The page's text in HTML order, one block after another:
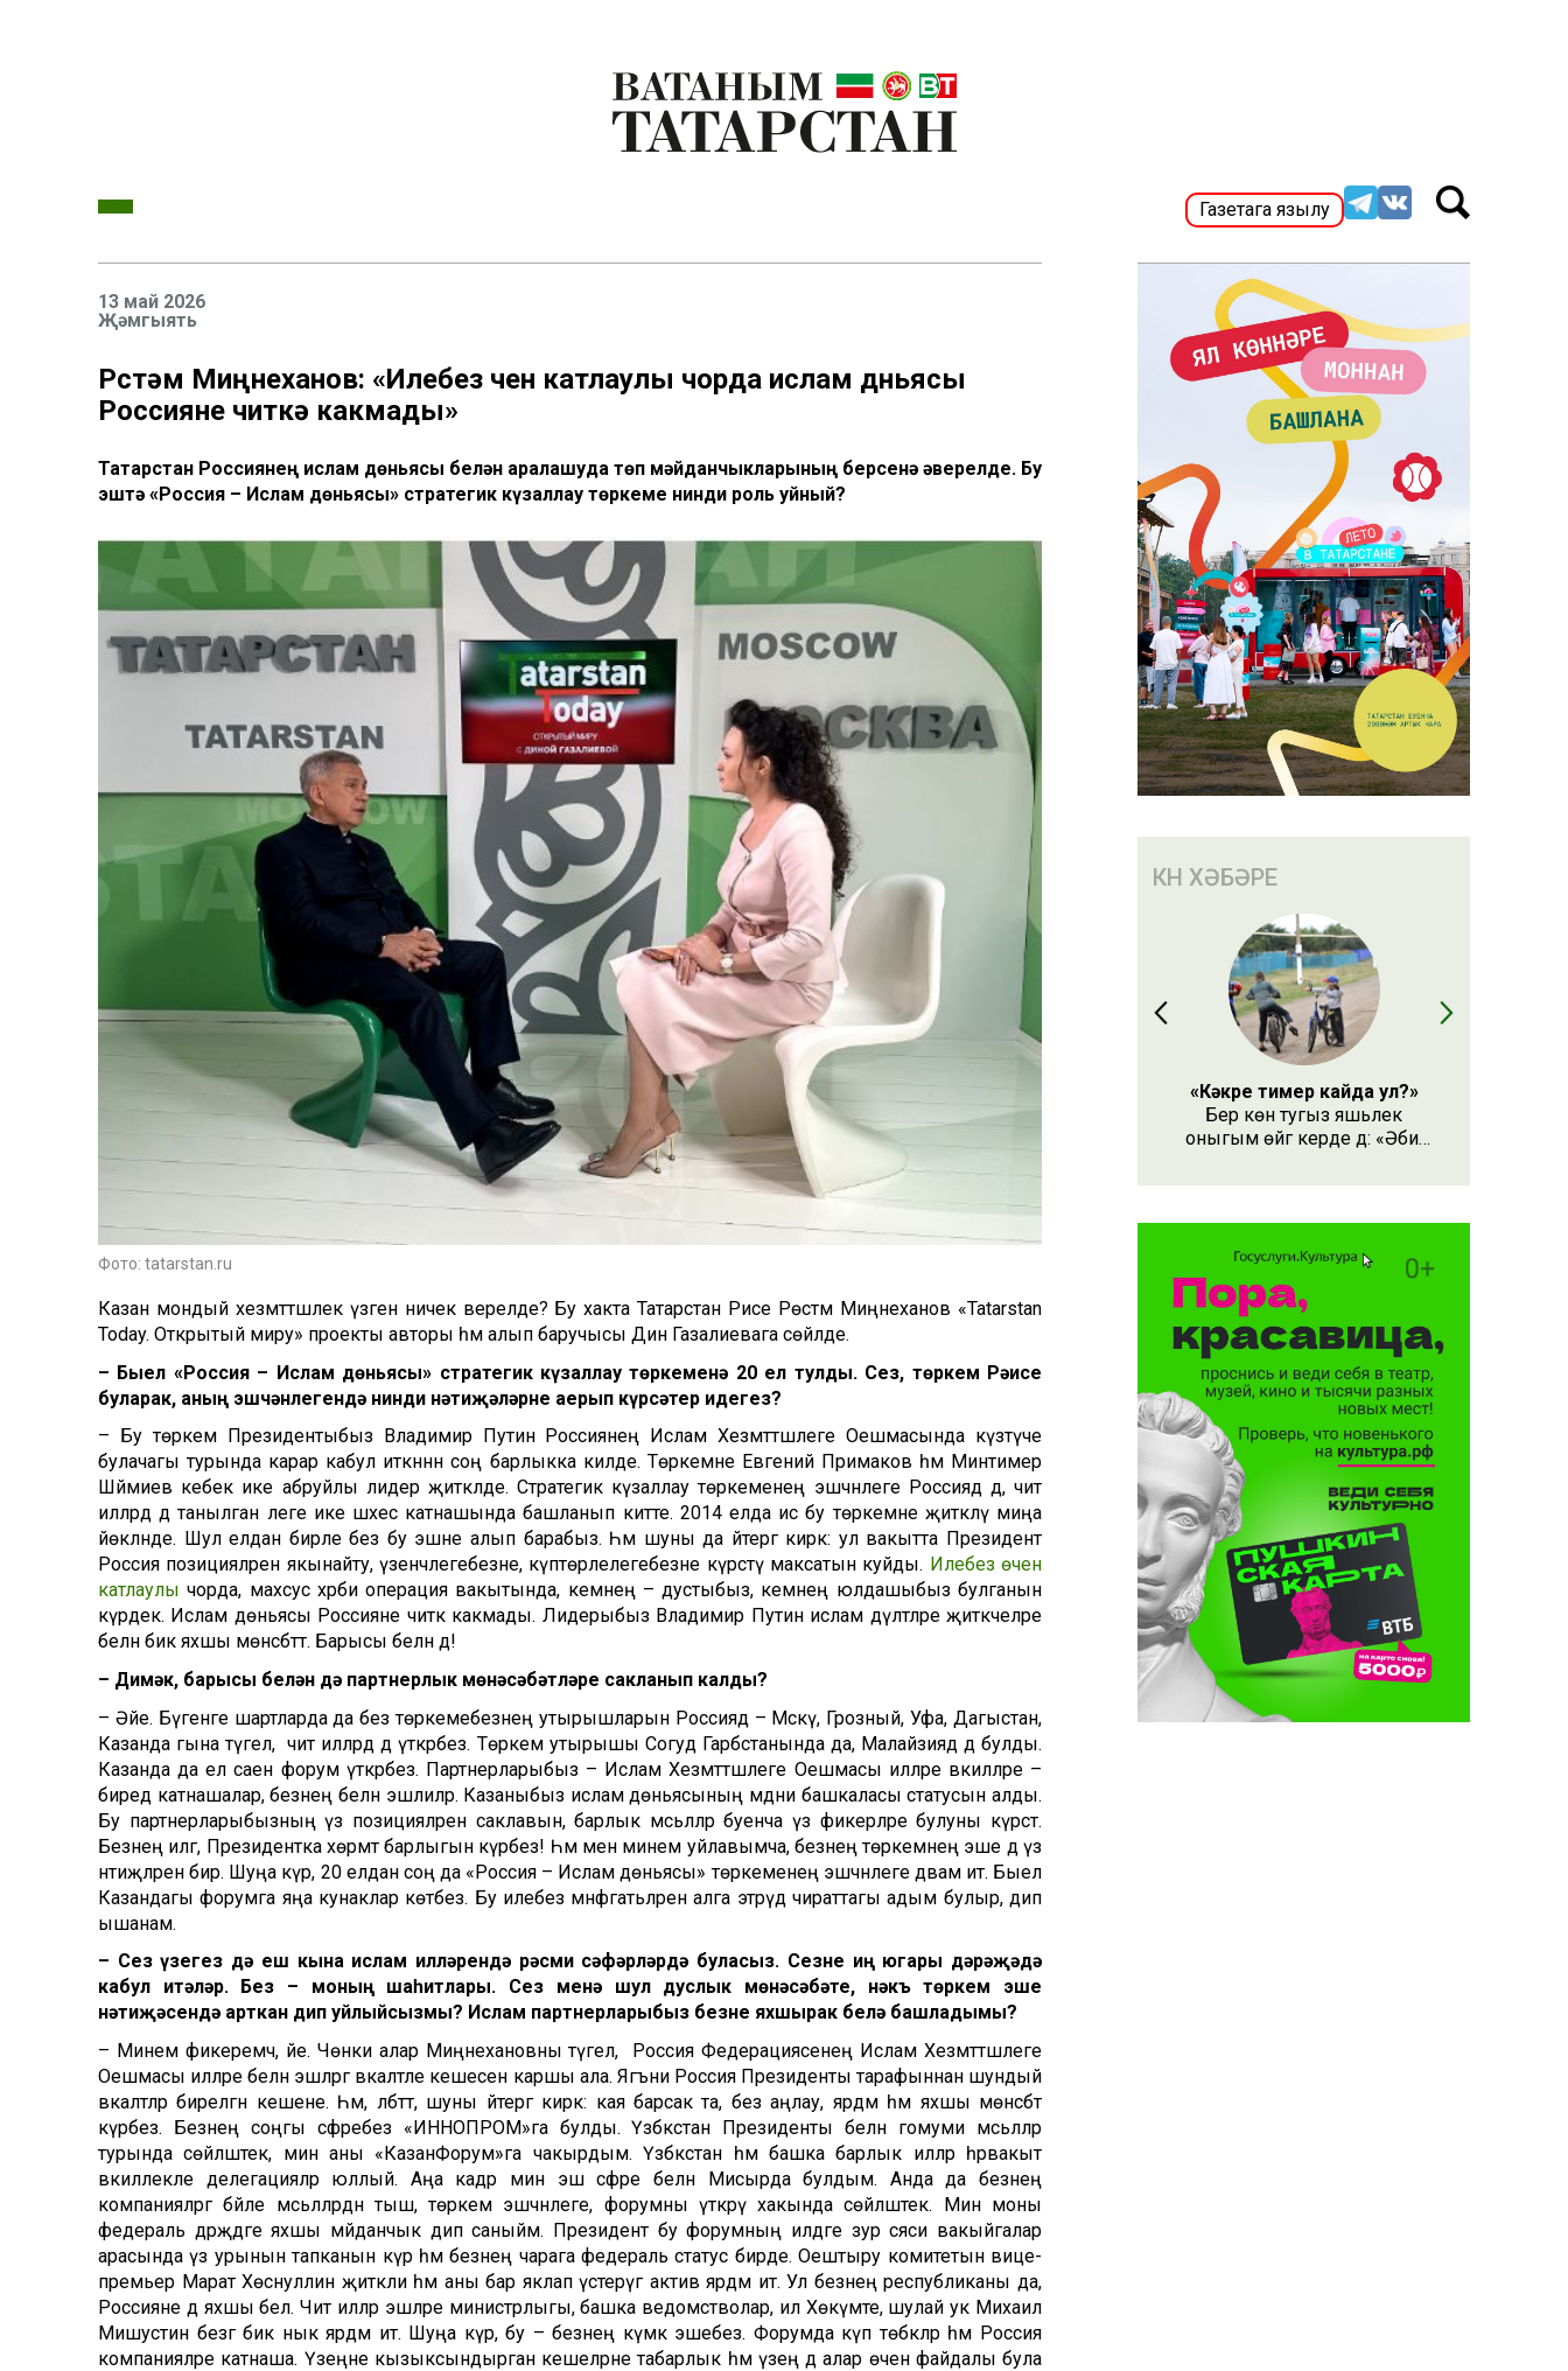
Газетага язылу
13 май 2026
Җәмгыять
Рөстәм Миңнеханов: «Илебез өчен катлаулы чорда ислам дөньясы
Россияне читкә какмады»
Татарстан Россиянең ислам дөньясы белән аралашуда төп мәйданчыкларының берсенә әверелде. Бу
эштә «Россия – Ислам дөньясы» стратегик күзаллау төркеме нинди роль уйный?
Фото: tatarstan.ru
Казан мондый хезмәттәшлек үзәгенә ничек әверелде? Бу хакта Татарстан Рәисе Рөстәм Миңнеханов «Tatarstan
Today. Открытый миру» проекты авторы һәм алып баручысы Динә Газалиевага сөйләде.
– Быел «Россия – Ислам дөньясы» стратегик күзаллау төркеменә 20 ел тулды. Сез, төркем Рәисе
буларак, аның эшчәнлегендә нинди нәтиҗәләрне аерып күрсәтер идегез?
– Бу төркем Президентыбыз Владимир Путин Россиянең Ислам Хезмәттәшлеге Оешмасында күзәтүче
булачагы турында карар кабул иткәннән соң барлыкка килде. Төркемне Евгений Примаков һәм Минтимер
Шәймиев кебек ике абруйлы лидер җитәкләде. Стратегик күзаллау төркеменең эшчәнлеге Россиядә дә, чит
илләрдә дә танылган әлеге ике шәхес катнашында башланып китте. 2014 елда исә бу төркемне җитәкләү миңа
йөкләнде. Шул елдан бирле без бу эшне алып барабыз. Һәм шуны да әйтергә кирәк: ул вакытта Президент
Россия позицияләрен якынайту, үзенчәлегебезне, күптөрлелегебезне күрсәтү максатын куйды. Илебез өчен
катлаулы чорда, махсус хәрби операция вакытында, кемнең – дустыбыз, кемнең юлдашыбыз булганын
күрдек. Ислам дөньясы Россияне читкә какмады. Лидерыбыз Владимир Путин ислам дәүләтләре җитәкчеләре
белән бик яхшы мөнәсәбәттә. Барысы белән дә!
– Димәк, барысы белән дә партнерлык мөнәсәбәтләре сакланып калды?
– Әйе. Бүгенге шартларда да без төркемебезнең утырышларын Россиядә – Мәскәү, Грозный, Уфа, Дагыстан,
Казанда гына түгел, ә чит илләрдә дә үткәрәбез. Төркем утырышы Согуд Гарәбстанында да, Малайзиядә дә булды.
Казанда да ел саен форум үткәрәбез. Партнерларыбыз – Ислам Хезмәттәшлеге Оешмасы илләре вәкилләре –
биредә катнашалар, безнең белән эшлиләр. Казаныбыз ислам дөньясының мәдәни башкаласы статусын алды.
Бу партнерларыбызның үз позицияләрен саклавын, барлык мәсьәләләр буенча үз фикерләре булуны күрсәтә.
Безнең илгә, Президентка хөрмәт барлыгын күрәбез! Һәм менә минем уйлавымча, безнең төркемнең эше дә үз
нәтиҗәләрен бирә. Шуңа күрә, 20 елдан соң да «Россия – Ислам дөньясы» төркеменең эшчәнлеге дәвам итә. Быел
Казандагы форумга яңа кунаклар көтәбез. Бу илебез мәнфәгатьләрен алга этәрүдә чираттагы адым булыр, дип
ышанам.
– Сез үзегез дә еш кына ислам илләрендә рәсми сәфәрләрдә буласыз. Сезне иң югары дәрәҗәдә
кабул итәләр. Без – моның шаһитлары. Сез менә шул дуслык мөнәсәбәте, нәкъ төркем эше
нәтиҗәсендә арткан дип уйлыйсызмы? Ислам партнерларыбыз безне яхшырак белә башладымы?
– Минем фикеремчә, әйе. Чөнки алар Миңнехановны түгел, ә Россия Федерациясенең Ислам Хезмәттәшлеге
Оешмасы илләре белән эшләргә вәкаләтле кешеcен каршы ала. Ягъни Россия Президенты тарафыннан шундый
вәкаләтләр бирелгән кешене. Һәм, әлбәттә, шуны әйтергә кирәк: кая барсак та, без аңлау, ярдәм һәм яхшы мөнәсәбәт
күрәбез. Безнең соңгы сәфәребез «ИННОПРОМ»га булды. Үзбәкстан Президенты белән гомуми мәсьәләләр
турында сөйләштек, мин аны «КазанФорум»га чакырдым. Үзбәкстан һәм башка барлык илләр һәрвакыт
вәкиллекле делегацияләр юллый. Аңа кадәр мин эш сәфәре белән Мисырда булдым. Анда да безнең
компанияләргә бәйле мәсьәләләрдән тыш, төркем эшчәнлеге, форумны үткәрү хакында сөйләштек. Мин моны
федераль дәрәҗәдәге яхшы мәйданчык дип саныйм. Президент бу форумның илдәге зур сәяси вакыйгалар
арасында үз урынын тапканын күрә һәм безнең чарага федераль статус бирде. Оештыру комитетын вице-
премьер Марат Хөснуллин җитәкли һәм аны бар яклап үстерүгә актив ярдәм итә. Ул безнең республиканы да,
Россияне дә яхшы белә. Чит илләр эшләре министрлыгы, башка ведомстволар, ил Хөкүмәте, шулай ук Михаил
Мишустин безгә бик нык ярдәм итә. Шуңа күрә, бу – безнең күмәк эшебез. Форумда күп төбәкләр һәм Россия
компанияләре катнаша. Үзеңне кызыксындырган кешеләрне табарлык һәм үзең дә алар өчен файдалы була
КӨН ХӘБӘРЕ
«Кәкре тимер кайда ул?»
Бер көн тугыз яшьлек
оныгым өйгә керде дә: «Әби,
ул?» – дип сорады.